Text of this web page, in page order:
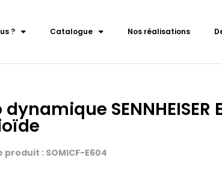
? Catalogue Nos réalisations
SENNHEISER
produit : SOMICF-E604